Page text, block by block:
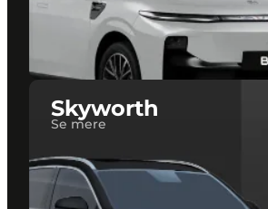
Skyworth
Se mere